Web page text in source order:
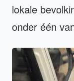
lokale
onder één